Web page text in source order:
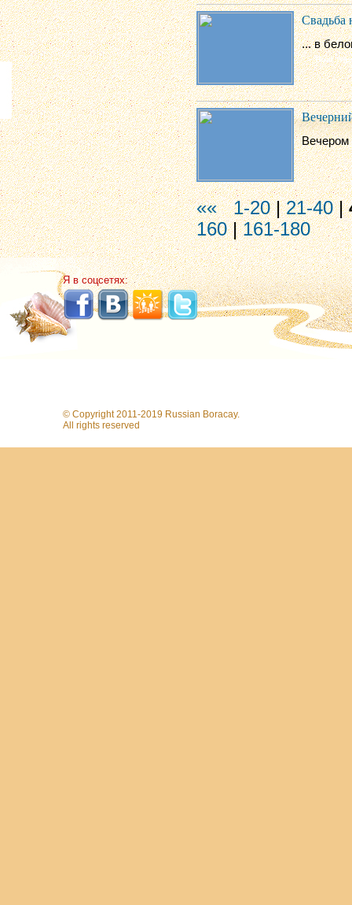
Свадьба
... в
Вечером
«« 1-20|21-40|
160|161-180
Я в соцсетях:
© Copyright 2011-2019 Russian Boracay.
All rights reserved